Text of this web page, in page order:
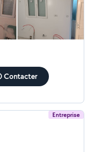
Contacter
Entreprise